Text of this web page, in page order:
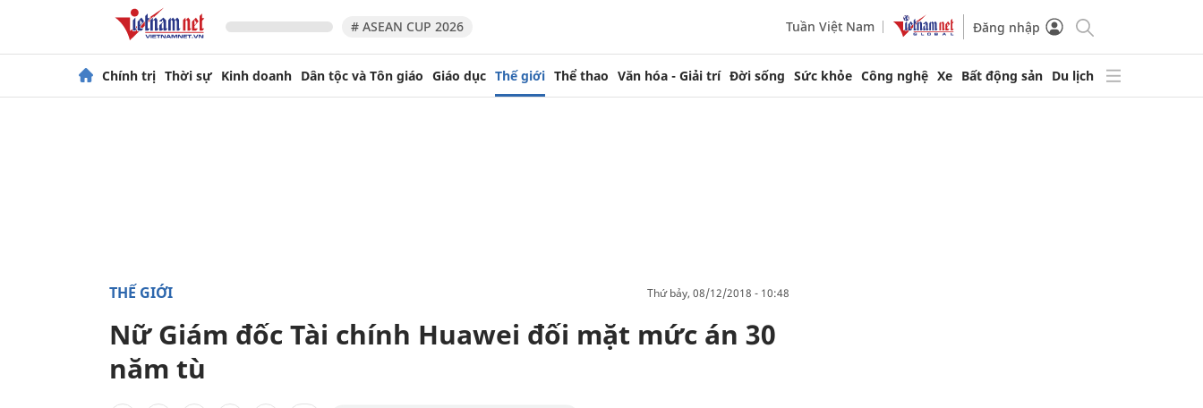
# ASEAN CUP 2026 Tuần Việt Nam Đăng nhập
Chính trị Thời sự Kinh doanh Dân tộc và Tôn giáo Giáo dục Thế giới Thể thao Văn hóa - Giải trí Đời sống Sức khỏe Công nghệ Xe Bất động sản Du lịch
THẾ GIỚI thứ bảy, 08/12/2018 - 10:48
Nữ Giám đốc Tài chính Huawei đối mặt mức án 30
năm tù